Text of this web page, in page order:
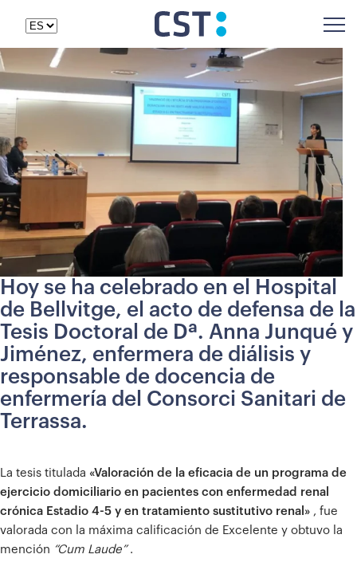
Hoy se ha celebrado en el Hospital
de Bellvitge, el acto de defensa de la
Tesis Doctoral de Dª. Anna Junqué y
Jiménez, enfermera de diálisis y
responsable de docencia de
enfermería del Consorci Sanitari de
Terrassa.
La tesis titulada «Valoración de la eficacia de un programa de
ejercicio domiciliario en pacientes con enfermedad renal
crónica Estadio 4-5 y en tratamiento sustitutivo renal» , fue
valorada con la máxima calificación de Excelente y obtuvo la
mención “Cum Laude”.